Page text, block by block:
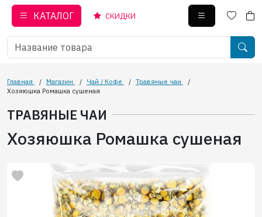
КАТАЛОГ СКИДКИ
Главная / Магазин / Чай / Кофе / Травяные чаи
/
Хозяюшка Ромашка сушеная
ТРАВЯНЫЕ ЧАИ
Хозяюшка Ромашка сушеная